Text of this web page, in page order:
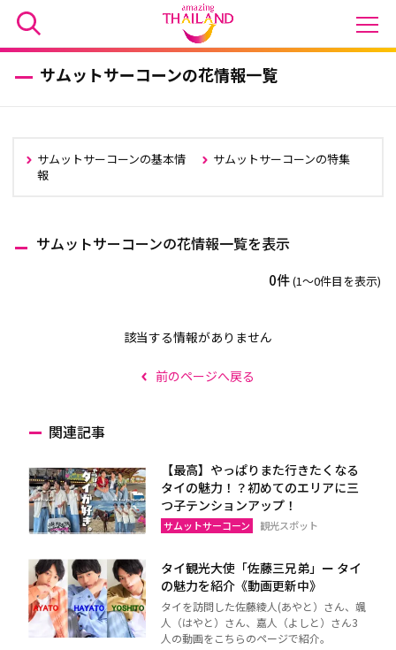
サムットサーコーンの花情報一覧
サムットサーコーンの基本情
報
サムットサーコーンの特集
サムットサーコーンの花情報一覧を表示
0件(1〜0件目を表示)
該当する情報がありません
前のページへ戻る
関連記事
【最高】やっぱりまた行きたくなる
タイの魅力！？初めてのエリアに三
つ子テンションアップ！
サムットサーコーン 観光スポット
タイ観光大使「佐藤三兄弟」ー タイ
の魅力を紹介《動画更新中》
タイを訪問した佐藤綾人(あやと）さん、颯
人（はやと）さん、嘉人（よしと）さん3
人の動画をこちらのページで紹介。